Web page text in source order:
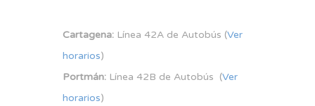
Cartagena: Línea 42A de Autobús (Ver
horarios)
Portmán: Línea 42B de Autobús (Ver
horarios)